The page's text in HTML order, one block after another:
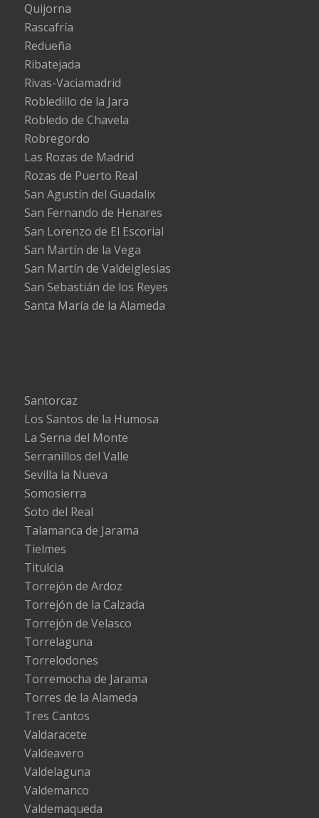
Quijorna
Rascafría
Redueña
Ribatejada
Rivas-Vaciamadrid
Robledillo de la Jara
Robledo de Chavela
Robregordo
Las Rozas de Madrid
Rozas de Puerto Real
San Agustín del Guadalix
San Fernando de Henares
San Lorenzo de El Escorial
San Martín de la Vega
San Martín de Valdeiglesias
San Sebastián de los Reyes
Santa María de la Alameda
Santorcaz
Los Santos de la Humosa
La Serna del Monte
Serranillos del Valle
Sevilla la Nueva
Somosierra
Soto del Real
Talamanca de Jarama
Tielmes
Titulcia
Torrejón de Ardoz
Torrejón de la Calzada
Torrejón de Velasco
Torrelaguna
Torrelodones
Torremocha de Jarama
Torres de la Alameda
Tres Cantos
Valdaracete
Valdeavero
Valdelaguna
Valdemanco
Valdemaqueda